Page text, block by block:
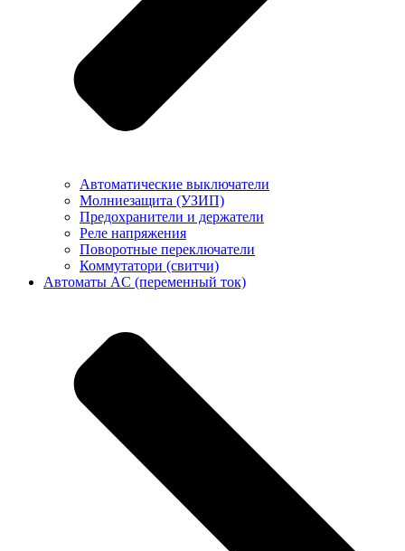
Автоматические выключатели
Молниезащита (УЗИП)
Предохранители и держатели
Реле напряжения
Поворотные переключатели
Коммутатори (свитчи)
Автоматы AC (переменный ток)